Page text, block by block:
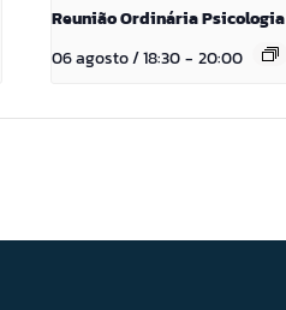
Reunião Ordinária Psicologia
06 agosto / 18:30 - 20:00